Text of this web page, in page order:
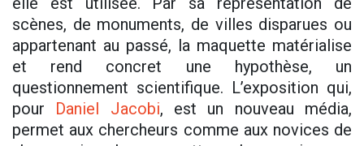
scènes, de monuments, de villes disparues ou
appartenant au passé, la maquette matérialise
et rend concret une hypothèse, un
questionnement scientifique. L’exposition qui,
pour Daniel Jacobi, est un nouveau média,
permet aux chercheurs comme aux novices de